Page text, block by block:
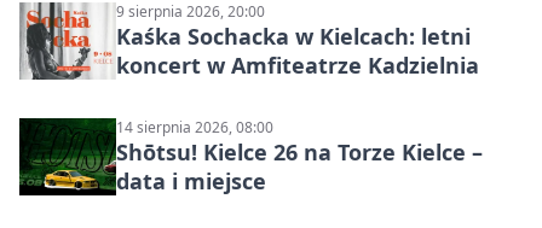
9 sierpnia 2026, 20:00
Kaśka Sochacka w Kielcach: letni
koncert w Amfiteatrze Kadzielnia
14 sierpnia 2026, 08:00
Shōtsu! Kielce 26 na Torze Kielce –
data i miejsce